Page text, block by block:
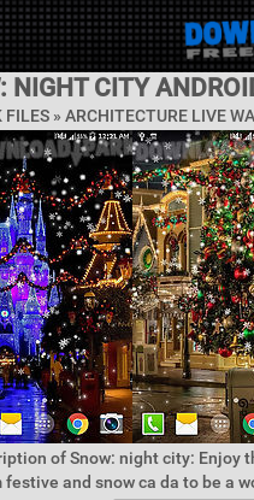
NIGHT CITY
FILES » ARCHITECTURE LIVE
of Snow: night city: Enjoy
festive and snow ca da to be a